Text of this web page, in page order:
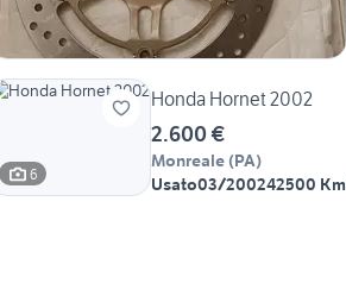
6
Honda Hornet 2002
2.600 €
Monreale (PA)
Usato03/200242500 Km